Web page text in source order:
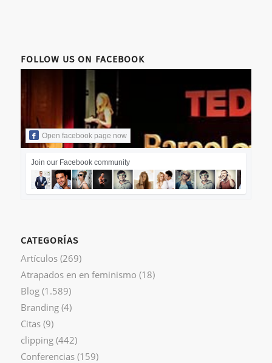
FOLLOW US ON FACEBOOK
Open facebook page now
Join our Facebook community
CATEGORÍAS
Artículos(269)
Atrapados en en feminismo (18)
Blog(1.589)
Branding(4)
Citas(9)
clipping(442)
Conferencias(159)